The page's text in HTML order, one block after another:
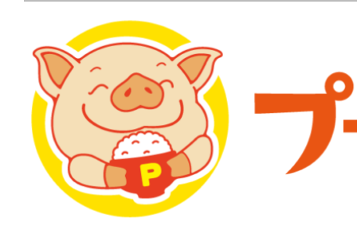
プーさんの満腹日記 |
豊中・箕面)のランチ＆
化してます。